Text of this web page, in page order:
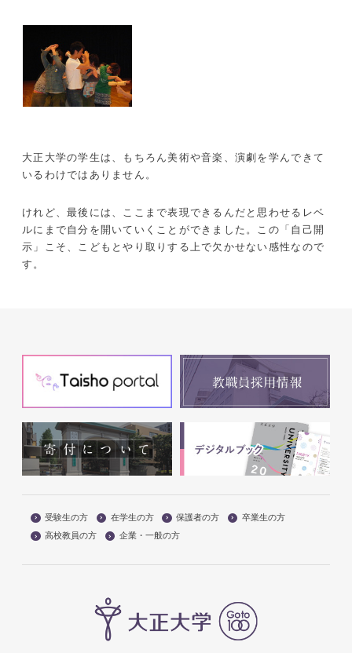
大正大学の学生は、もちろん美術や音楽、演劇を学んできて
いるわけではありません。
けれど、最後には、ここまで表現できるんだと思わせるレベ
ルにまで自分を開いていくことができました。この「自己開
示」こそ、こどもとやり取りする上で欠かせない感性なので
す。
受験生の方 在学生の方 保護者の方
卒業生の方
高校教員の方
企業・一般の方